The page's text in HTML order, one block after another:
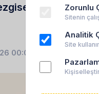
Resim ve
00:00
Zorunlu
Sitenin
Analitik
Site